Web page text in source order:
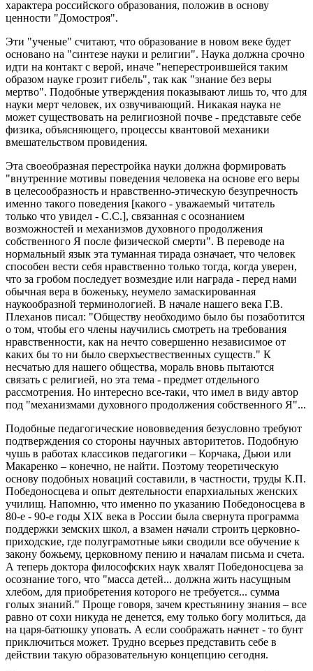
характера российского образования, положив в основу
ценности "Домостроя".
Эти "ученые" считают, что образование в новом веке будет
основано на "синтезе науки и религии". Наука должна срочно
идти на контакт с верой, иначе "неперестроившейся таким
образом науке грозит гибель", так как "знание без веры
мертво". Подобные утверждения показывают лишь то, что для
науки мерт человек, их озвучивающий. Никакая наука не
может существовать на религиозной почве - представьте себе
физика, объясняющего, процессы квантовой механики
вмешательством провидения.
Эта своеобразная перестройка науки должна формировать
"внутренние мотивы поведения человека на основе его веры
в целесообразность и нравственно-этическую безупречность
именно такого поведения [какого - уважаемый читатель
только что увидел - С.С.], связанная с осознанием
возможностей и механизмов духовного продолжения
собственного Я после физической смерти". В переводе на
нормальный язык эта туманная тирада означает, что человек
способен вести себя нравственно только тогда, когда уверен,
что за гробом последует возмездие или награда - перед нами
обычная вера в боженьку, неумело замаскированная
наукообразной терминологией. В начале нашего века Г.В.
Плеханов писал: "Обществу необходимо было бы позаботится
о том, чтобы его члены научились смотреть на требования
нравственности, как на нечто совершенно независимое от
каких бы то ни было сверхъествественных существ." К
несчатью для нашего общества, мораль вновь пытаются
связать с религией, но эта тема - предмет отдельного
рассмотрения. Но интересно все-таки, что имел в виду автор
под "механизмами духовного продолжения собственного Я"...
Подобные педагогические нововведения безусловно требуют
подтверждения со стороны научных авторитетов. Подобную
чушь в работах классиков педагогики – Корчака, Дьюи или
Макаренко – конечно, не найти. Поэтому теоретическую
основу подобных новаций составили, в частности, труды К.П.
Победоносцева и опыт деятельности епархиальных женских
училищ. Напомню, что именно по указанию Победоносцева в
80-е - 90-е годы XIX века в России была свернута программа
поддержки земских школ, а взамен начали строить церковно-
приходские, где полуграмотные ьяки сводили все обучение к
закону божьему, церковному пению и началам письма и счета.
А теперь доктора философских наук хвалят Победоносцева за
осознание того, что "масса детей... должна жить насущным
хлебом, для приобретения которого не требуется... сумма
голых знаний." Проще говоря, зачем крестьянину знания – все
равно от сохи никуда не денется, ему только богу молиться, да
на царя-батюшку уповать. А если соображать начнет - то бунт
приключиться может. Трудно всерьез представить себе в
действии такую образовательную концепцию сегодня.